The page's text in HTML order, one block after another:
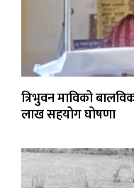
त्रिभुवन माविको
लाख सहयोग घोषणा